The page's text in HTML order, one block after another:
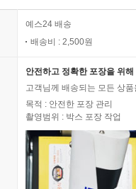
예스24 배송
배송비 : 2,500원
안전하고 정확한 포장을 위
고객님께 배송되는 모든 상
목적 : 안전한 포장 관리
촬영범위 : 박스 포장 작업